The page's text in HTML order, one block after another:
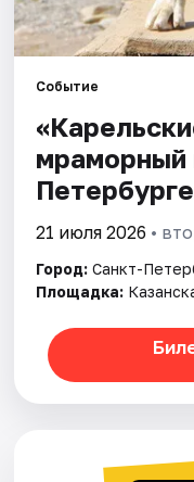
Событие
мраморный
Петербурге
21 июля 2026 •
Город: Санкт-
Площадка: